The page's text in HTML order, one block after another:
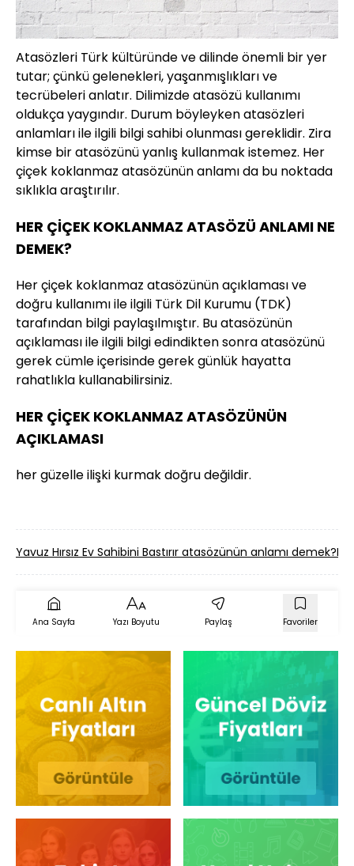
Atasözleri Türk kültüründe ve dilinde önemli bir yer
tutar; çünkü gelenekleri, yaşanmışlıkları ve
tecrübeleri anlatır. Dilimizde atasözü kullanımı
oldukça yaygındır. Durum böyleyken atasözleri
anlamları ile ilgili bilgi sahibi olunması gereklidir. Zira
kimse bir atasözünü yanlış kullanmak istemez. Her
çiçek koklanmaz atasözünün anlamı da bu noktada
sıklıkla araştırılır.
HER ÇİÇEK KOKLANMAZ ATASÖZÜ ANLAMI NE
DEMEK?
Her çiçek koklanmaz atasözünün açıklaması ve
doğru kullanımı ile ilgili Türk Dil Kurumu (TDK)
tarafından bilgi paylaşılmıştır. Bu atasözünün
açıklaması ile ilgili bilgi edindikten sonra atasözünü
gerek cümle içerisinde gerek günlük hayatta
rahatlıkla kullanabilirsiniz.
HER ÇİÇEK KOKLANMAZ ATASÖZÜNÜN
AÇIKLAMASI
her güzelle ilişki kurmak doğru değildir.
Yavuz Hırsız Ev Sahibini Bastırır atasözünün anlamı demek?
Ana Sayfa Yazı Boyutu Paylaş Favoriler